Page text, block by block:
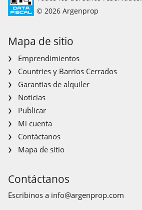
© 2026 Argenprop
Mapa de sitio
Emprendimientos
Countries y Barrios Cerrados
Garantías de alquiler
Noticias
Publicar
Mi cuenta
Contáctanos
Mapa de sitio
Contáctanos
Escribinos a info@argenprop.com